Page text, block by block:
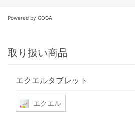
Powered by GOGA
取り扱い商品
エクエルタブレット
エクエル